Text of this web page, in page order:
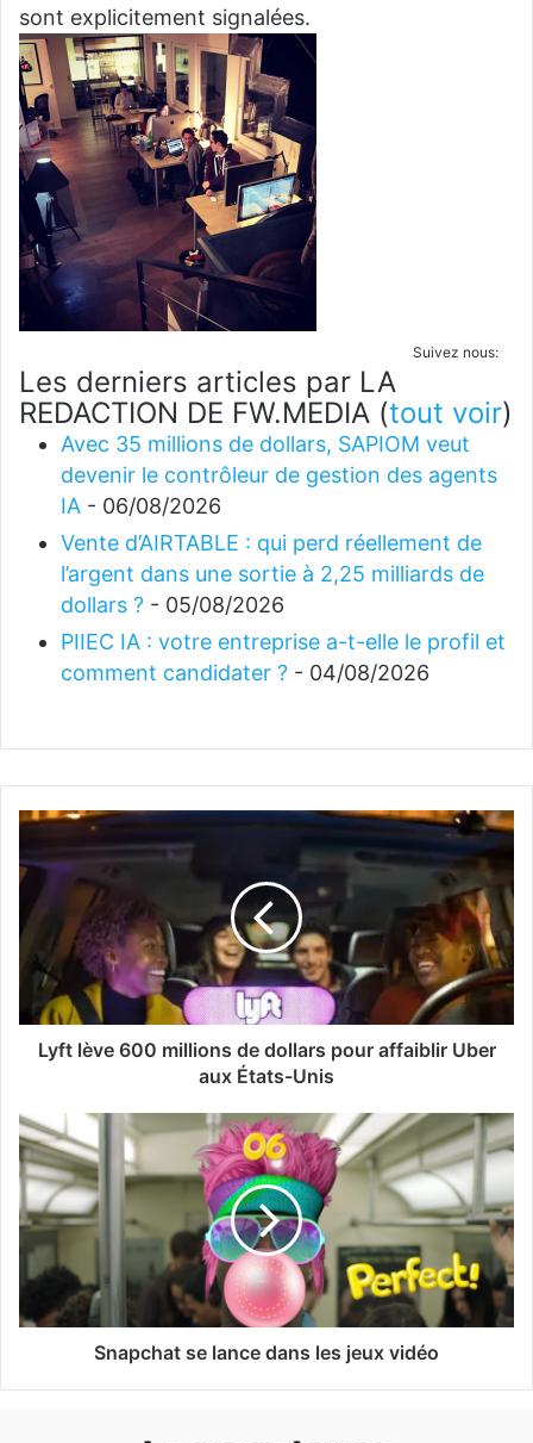
sont explicitement signalées.
Suivez nous:
Les derniers articles par LA
REDACTION DE FW.MEDIA (tout voir)
Avec 35 millions de dollars, SAPIOM veut
devenir le contrôleur de gestion des agents
IA - 06/08/2026
Vente d’AIRTABLE : qui perd réellement de
l’argent dans une sortie à 2,25 milliards de
dollars ? - 05/08/2026
PIIEC IA : votre entreprise a-t-elle le profil et
comment candidater ? - 04/08/2026
Lyft lève 600 millions de dollars pour affaiblir Uber
aux États-Unis
Snapchat se lance dans les jeux vidéo